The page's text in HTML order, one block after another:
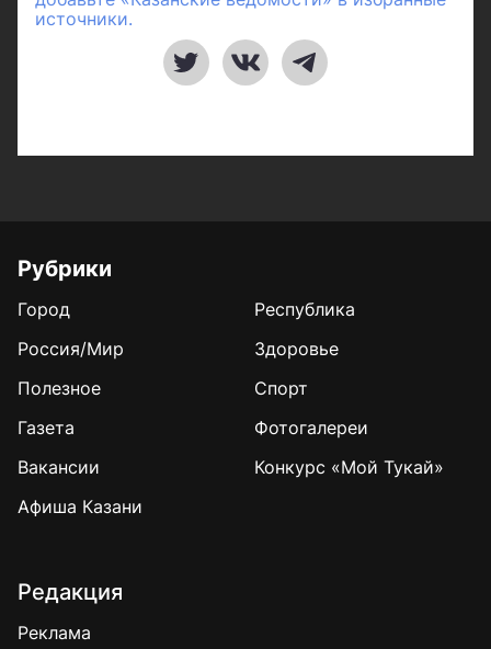
источники.
Рубрики
Город
Республика
Россия/Мир
Здоровье
Полезное
Спорт
Газета
Фотогалереи
Вакансии
Конкурс «Мой Тукай»
Афиша Казани
Редакция
Реклама